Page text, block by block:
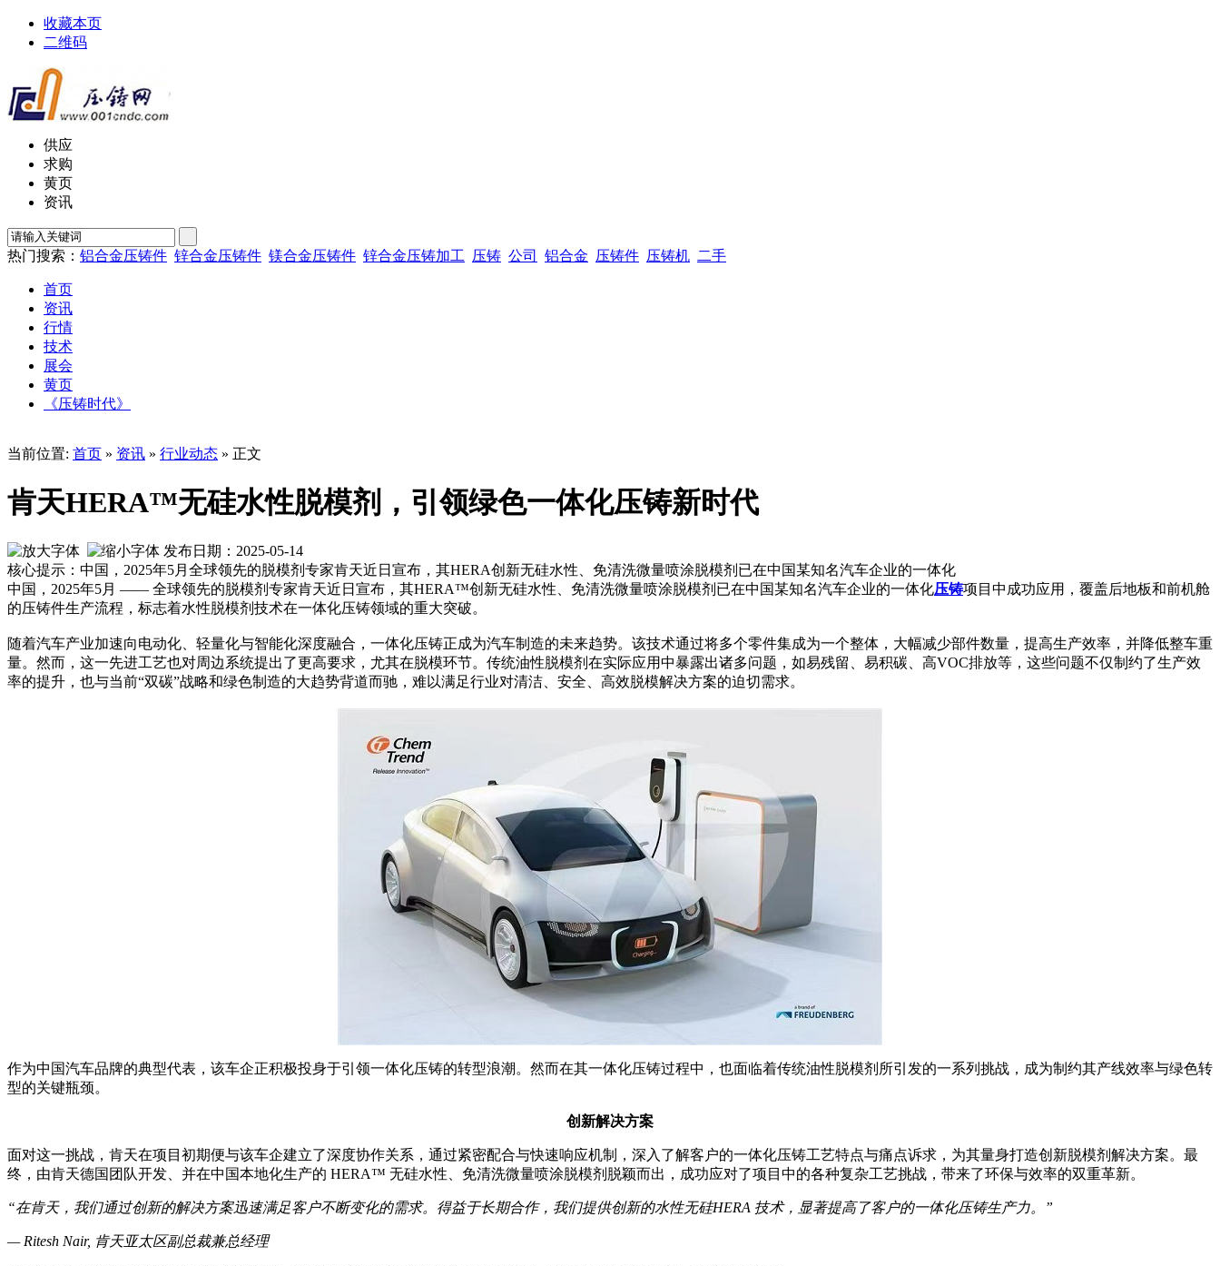
收藏本页
二维码
供应
求购
黄页
资讯
热门搜索： 铝合金压铸件 锌合金压铸件 镁合金压铸件 锌合金压铸加工 压铸 公司 铝合金 压铸件 压铸机 二手
首页
资讯
行情
技术
展会
黄页
《压铸时代》
当前位置: 首页 » 资讯 » 行业动态 » 正文
肯天HERA™无硅水性脱模剂，引领绿色一体化压铸新时代
发布日期：2025-05-14
核心提示：中国，2025年5月全球领先的脱模剂专家肯天近日宣布，其HERA创新无硅水性、免清洗微量喷涂脱模剂已在中国某知名汽车企业的一体化
中国，2025年5月 —— 全球领先的脱模剂专家肯天近日宣布，其HERA™创新无硅水性、免清洗微量喷涂脱模剂已在中国某知名汽车企业的一体化压铸项目中成功应用，覆盖后地板和前机舱
的压铸件生产流程，标志着水性脱模剂技术在一体化压铸领域的重大突破。
随着汽车产业加速向电动化、轻量化与智能化深度融合，一体化压铸正成为汽车制造的未来趋势。 该技术通过将多个零件集成为一个整体，大幅减少部件数量，提高生产效率，并降低整车重
量。 然而，这一先进工艺也对周边系统提出了更高要求 ，尤其在脱模环节。 传统油性脱模剂 在实际应用中暴露出诸多问题， 如易残留、易积碳、高VOC排放等，这些问题不仅制约了生产效
率的提升，也与当前“双碳”战略和绿色制造的大趋势背道而驰，难以满足行业对清洁、安全、高效脱模解决方案的迫切需求。
作为中国汽车品牌的典型代表，该车企正积极投身于引领一体化压铸的转型浪潮。然而在其一体化压铸过程中，也面临着传统油性脱模剂所引发的一系列挑战，成为制约其产线效率与绿色转
型的关键瓶颈。
创新解决方案
面对这一挑战，肯天在项目初期便与该车企建立了深度协作关系，通过紧密配合与快速响应机制，深入了解客户的一体化压铸工艺特点与痛点诉求，为其量身打造创新脱模剂解决方案。最
终，由肯天德国团队开发、并在中国本地化生产的 HERA™ 无硅水性、免清洗微量喷涂脱模剂脱颖而出，成功应对了项目中的各种复杂工艺挑战，带来了环保与效率的双重革新。
“在肯天，我们通过创新的解决方案迅速满足客户不断变化的需求。得益于长期合作，我们提供创新的水性无硅HERA 技术，显著提高了客户的一体化压铸生产力。”
— Ritesh Nair, 肯天亚太区副总裁兼总经理